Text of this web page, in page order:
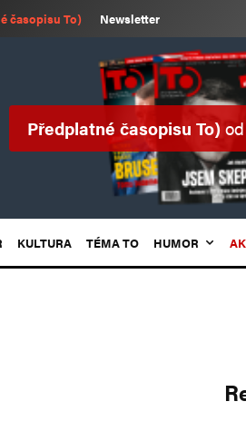
časopisu To) Newsletter
Předplatné časopisu To)od
KULTURA TÉMA TO HUMOR